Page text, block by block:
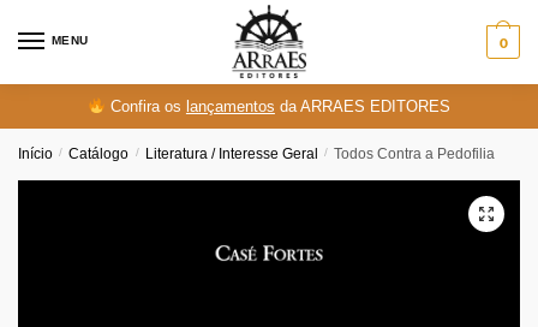
MENU 0
Confira os lançamentos da ARRAES EDITORES
Início / Catálogo / Literatura / Interesse Geral / Todos Contra a Pedofilia